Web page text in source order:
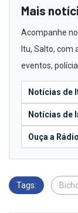
Mais
Acompanhe
Itu, Salto, com
eventos,
Notícias de
Notícias de
Ouça a
Tags: